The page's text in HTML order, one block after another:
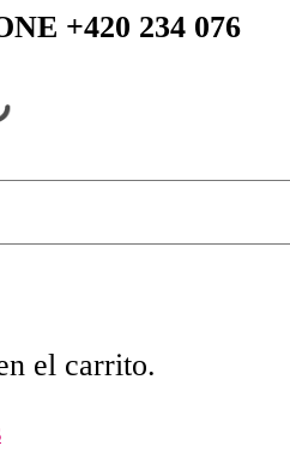
+420 234 076
el carrito.